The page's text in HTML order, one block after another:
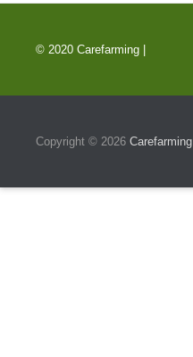
© 2020 Carefarming |
Copyright © 2026 Carefarming